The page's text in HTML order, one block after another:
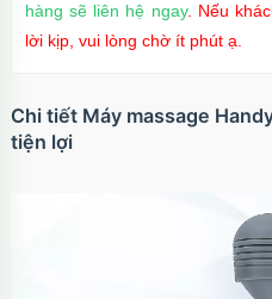
hàng sẽ liên hệ ngay. Nếu
lời kịp, vui lòng chờ ít phút ạ.
Chi tiết Máy massage
tiện lợi